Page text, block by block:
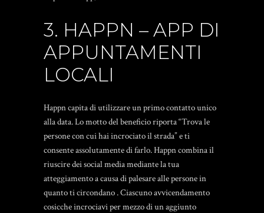
3. HAPPN – APP DI
APPUNTAMENTI
LOCALI
Happn capita di utilizzare un primo contatto unico
alla data. Lo motto del beneficio riporta “Trova le
persone con cui hai incrociato il strada” e ti
consente assolutamente di farlo. Happn combina il
riuscire dei social media mediante la tua
atteggiamento a causa di palesare alle persone in
quanto ti circondano . Ciascuno avvicendamento
cosicche incrociavi per mezzo di un aggiunto